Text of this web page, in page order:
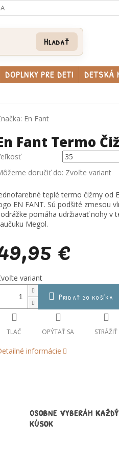
Hľadať
DOPLNKY PRE DETI DETSKÁ
En Fant
Fant Termo
€
Jednotková
variant
doručiť do: Zvoľte variant
Pridať do košíka
teplé termo čižmy od
EN FANT. Sú podšité zmesou
pomáha udržiavať nohy v
Megol.
informácie
TLAČ OPÝTAŤ SA STRÁŽIŤ
OSOBNE VYBERÁM KAŽDÝ
KÚSOK